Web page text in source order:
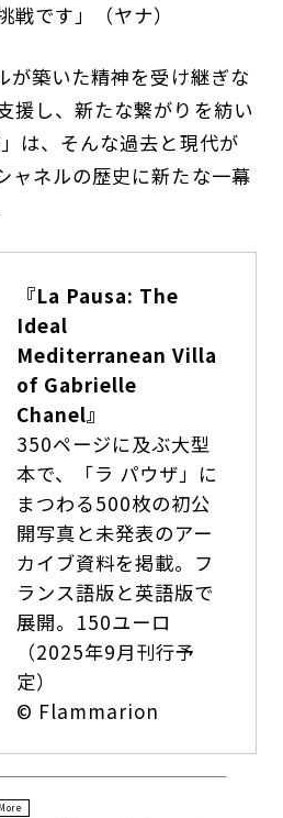
戦です」（ヤナ）
が築いた精神を受け継ぎな
援し、新たな繋がりを紡い
は、そんな過去と現代が
ャネルの歴史に新たな一幕
『La Pausa: The
Ideal
Mediterranean Villa
of Gabrielle
Chanel』
350ページに及ぶ大型
本で、「ラ パウザ」に
まつわる500枚の初公
開写真と未発表のアー
カイブ資料を掲載。フ
ランス語版と英語版で
展開。150ユーロ
（2025年9月刊行予
定）
© Flammarion